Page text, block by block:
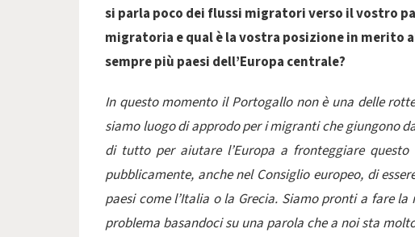
si parla poco dei flussi migratori verso il vostro
migratoria e qual è la vostra posizione in merito
sempre più paesi dell’Europa centrale?
In questo momento il Portogallo non è una delle
siamo luogo di approdo per i migranti che giungono
di tutto per aiutare l’Europa a fronteggiare
pubblicamente, anche nel Consiglio europeo, di
paesi come l’Italia o la Grecia. Siamo pronti a fare
problema basandoci su una parola che a noi sta